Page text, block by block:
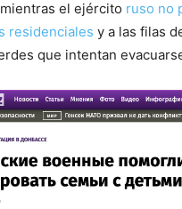
el ejército ruso no
residenciales y a las filas
que intentan